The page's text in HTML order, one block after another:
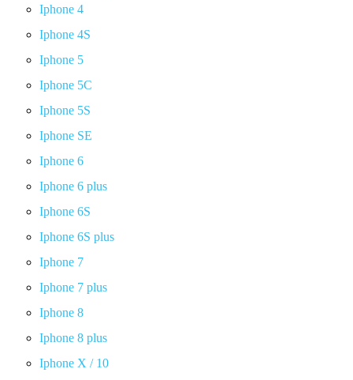
Iphone 4
Iphone 4S
Iphone 5
Iphone 5C
Iphone 5S
Iphone SE
Iphone 6
Iphone 6 plus
Iphone 6S
Iphone 6S plus
Iphone 7
Iphone 7 plus
Iphone 8
Iphone 8 plus
Iphone X / 10